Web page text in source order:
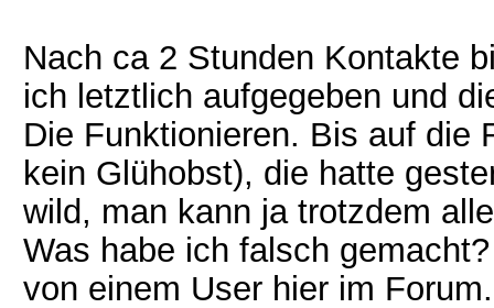
Nach ca 2 Stunden Kontakte
ich letztlich aufgegeben und
Die Funktionieren. Bis auf die
kein Glühobst), die hatte
wild, man kann ja trotzdem
Was habe ich falsch
von einem User hier im